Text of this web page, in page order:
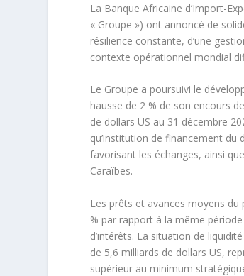
La Banque Africaine d’Import-
« Groupe ») ont annoncé de
résilience constante, d’une
contexte opérationnel mondial
Le Groupe a poursuivi le
hausse de 2 % de son encours
de dollars US au 31 décembre
qu’institution de financement
favorisant les échanges, ainsi
Caraïbes.
Les prêts et avances moyens
% par rapport à la même
d’intérêts. La situation de
de 5,6 milliards de dollars US,
supérieur au minimum